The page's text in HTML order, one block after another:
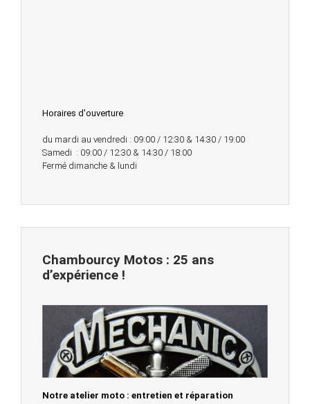
Horaires d'ouverture
du mardi au vendredi : 09:00 / 12:30 & 14:30 / 19:00
Samedi : 09:00 / 12:30 & 14:30 / 18:00
Fermé dimanche & lundi
Chambourcy Motos : 25 ans
d’expérience !
Notre atelier moto : entretien et réparation